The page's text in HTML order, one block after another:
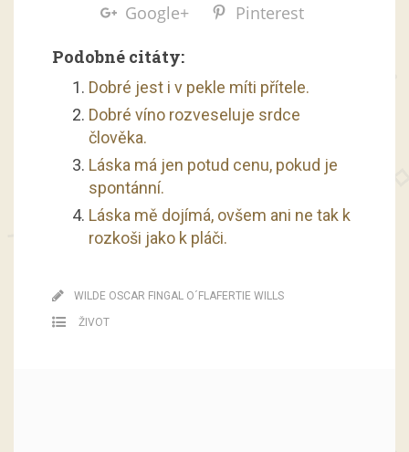
Google+
Pinterest
Podobné citáty:
Dobré jest i v pekle míti přítele.
Dobré víno rozveseluje srdce
člověka.
Láska má jen potud cenu, pokud je
spontánní.
Láska mě dojímá, ovšem ani ne tak k
rozkoši jako k pláči.
WILDE OSCAR FINGAL O´FLAFERTIE WILLS
ŽIVOT